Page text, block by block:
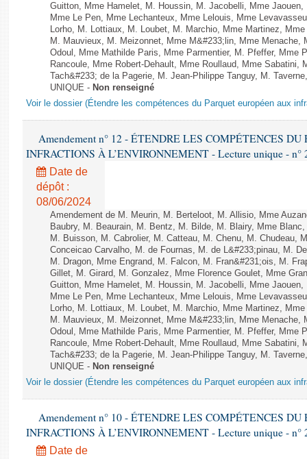
Guitton, Mme Hamelet, M. Houssin, M. Jacobelli, Mme
Mme Le Pen, Mme Lechanteux, Mme Lelouis, Mme
Lorho, M. Lottiaux, M. Loubet, M. Marchio, Mme Martinez,
M. Mauvieux, M. Meizonnet, Mme M&#233;lin, Mme Menache,
Odoul, Mme Mathilde Paris, Mme Parmentier, M. Pfeffer, Mme
Rancoule, Mme Robert-Dehault, Mme Roullaud, Mme
Tach&#233; de la Pagerie, M. Jean-Philippe Tanguy, M.
UNIQUE - Non renseigné
Voir le dossier (Étendre les compétences du Parquet européen aux
Amendement n° 12 - ÉTENDRE LES COMPÉTENCES
INFRACTIONS À L’ENVIRONNEMENT - Lecture unique - n°
Date de
dépôt :
08/06/2024
Amendement de M. Meurin, M. Berteloot, M. Allisio, Mme
Baubry, M. Beaurain, M. Bentz, M. Bilde, M. Blairy, Mme
M. Buisson, M. Cabrolier, M. Catteau, M. Chenu, M. Chudeau,
Conceicao Carvalho, M. de Fournas, M. de L&#233;pinau, M.
M. Dragon, Mme Engrand, M. Falcon, M. Fran&#231;ois, M.
Gillet, M. Girard, M. Gonzalez, Mme Florence Goulet, Mme
Guitton, Mme Hamelet, M. Houssin, M. Jacobelli, Mme
Mme Le Pen, Mme Lechanteux, Mme Lelouis, Mme
Lorho, M. Lottiaux, M. Loubet, M. Marchio, Mme Martinez,
M. Mauvieux, M. Meizonnet, Mme M&#233;lin, Mme Menache,
Odoul, Mme Mathilde Paris, Mme Parmentier, M. Pfeffer, Mme
Rancoule, Mme Robert-Dehault, Mme Roullaud, Mme
Tach&#233; de la Pagerie, M. Jean-Philippe Tanguy, M.
UNIQUE - Non renseigné
Voir le dossier (Étendre les compétences du Parquet européen aux
Amendement n° 10 - ÉTENDRE LES COMPÉTENCES
INFRACTIONS À L’ENVIRONNEMENT - Lecture unique - n°
Date de